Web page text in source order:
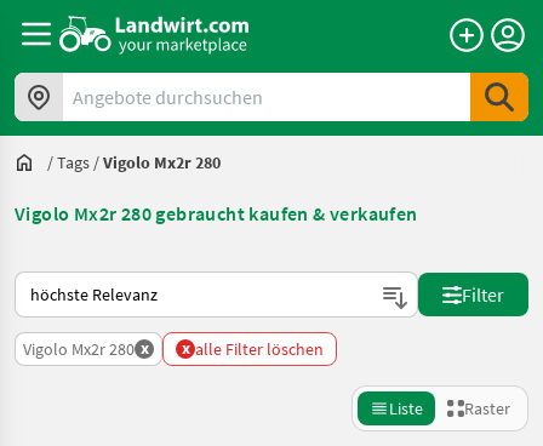
Angebote durchsuchen
/Tags /Vigolo Mx2r 280
Vigolo Mx2r 280 gebraucht kaufen & verkaufen
So wird auf Landwirt.com sortiert
Filter
Vigolo Mx2r 280 x x alle Filter löschen
Liste Raster